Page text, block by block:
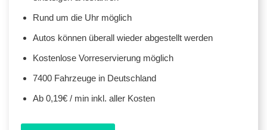
Rund um die Uhr möglich
Autos können überall wieder abgestellt werden
Kostenlose Vorreservierung möglich
7400 Fahrzeuge in Deutschland
Ab 0,19€ / min inkl. aller Kosten